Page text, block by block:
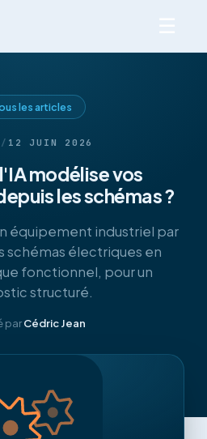
les articles
/ 12 JUIN 2026
modélise vos
les schémas ?
équipement industriel par
schémas électriques en
fonctionnel, pour un
structuré.
parCédric Jean